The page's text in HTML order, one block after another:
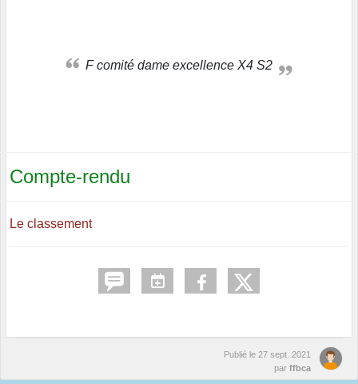
F comité dame excellence X4 S2
Compte-rendu
Le classement
Publié le 27 sept. 2021
par ffbca